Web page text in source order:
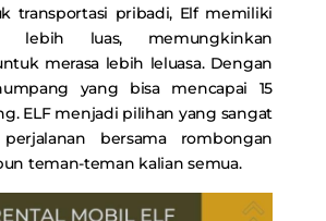
transportasi pribadi, Elf memiliki
lebih luas, memungkinkan
merasa lebih leluasa. Dengan
yang bisa mencapai 15
ELF menjadi pilihan yang sangat
bersama rombongan
teman-teman kalian semua.